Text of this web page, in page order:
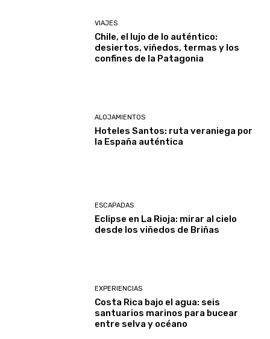
VIAJES
Chile, el lujo de lo auténtico:
desiertos, viñedos, termas y los
confines de la Patagonia
ALOJAMIENTOS
Hoteles Santos: ruta veraniega por
la España auténtica
ESCAPADAS
Eclipse en La Rioja: mirar al cielo
desde los viñedos de Briñas
EXPERIENCIAS
Costa Rica bajo el agua: seis
santuarios marinos para bucear
entre selva y océano